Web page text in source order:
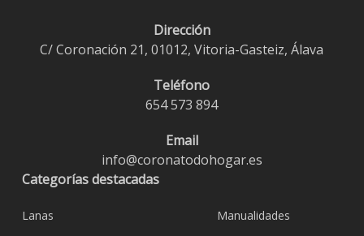
Dirección
C/ Coronación 21, 01012, Vitoria-Gasteiz, Álava
Teléfono
654 573 894
Email
info@coronatodohogar.es
Categorías destacadas
Lanas
Manualidades